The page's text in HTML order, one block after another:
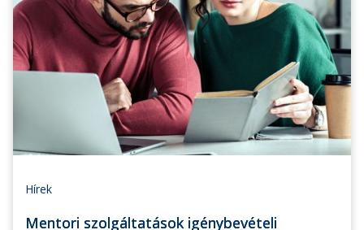
Hírek
Mentori szolgáltatások igénybevételi